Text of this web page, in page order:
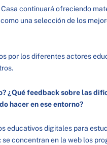
continuará ofreciendo
una selección de los
por los diferentes actores
¿Qué feedback sobre las
hacer en ese entorno?
educativos digitales para
concentran en la web los